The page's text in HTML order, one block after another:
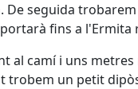
De seguida
fins a l'Ermita
al camí i uns
trobem un petit